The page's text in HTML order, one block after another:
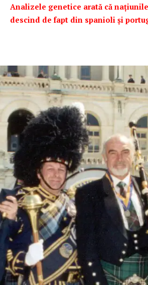
Analizele genetice arată că
descind de fapt din spanioli și